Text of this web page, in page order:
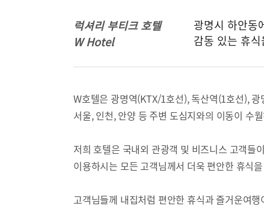
럭셔리 부티크 호텔
W Hotel
광명시 하안동
감동 있는 휴
W호텔은 광명역(KTX/1호선), 독산역(1호선),
서울, 인천, 안양 등 주변 도심지와의 이동이 수
저희 호텔은 국내외 관광객 및 비즈니스 고객들
이용하시는 모든 고객님께서 더욱 편안한 휴식
고객님들께 내집처럼 편안한 휴식과 즐거운여